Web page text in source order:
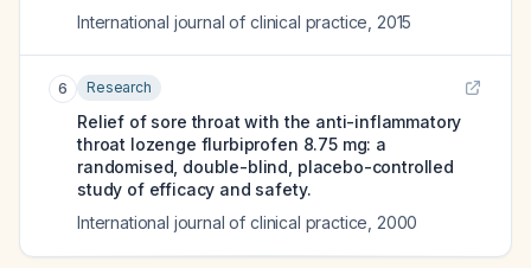
International journal of clinical practice 2015
6 Research
Relief of sore throat with the anti-inflammatory
throat lozenge flurbiprofen 8.75 mg: a
randomised, double-blind, placebo-controlled
study of efficacy and safety.
International journal of clinical practice 2000